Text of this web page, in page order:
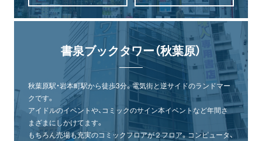
書泉ブックタワー（秋葉原）
秋葉原駅・岩本町駅から徒歩3分。電気街と逆サイドのランドマー
クです。
アイドルのイベントや、コミックのサイン本イベントなど年間さ
まざまにしかけてます。
もちろん売場も充実のコミックフロアが２フロア。コンピュータ、